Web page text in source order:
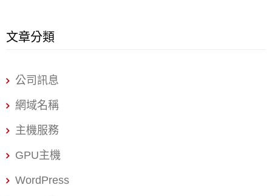
實施有效的SEO策略可以幫助您的業務超越競爭對手，尤其
SEO行銷公司? 找到好的高雄SEO行銷公司，您可以考慮以
下幾個步驟： 您可以根據這些建議進行篩選和比較，選擇最
的口碑。 2. 檢查服務內容：了解他們提供的服務範圍，包括
SEO策略、關鍵字研究、網站優化、內容創作等。 3. 專業認
量、有價值的內容，吸引用戶並提供解決問題或回答疑問的
並具有良好的使用者體驗。 建立高質量的外部連結： 獲取其
他網站的連結，增加網站的權威性和可信度。 社交媒體和線
上宣傳： 利用社交平台和網絡宣傳，增加網站曝光度。 技術
優化： 針對網站速度、安全性、移動端響應等進行優化，提
文章分類
公司訊息
網域名稱
主機服務
GPU主機
WordPress